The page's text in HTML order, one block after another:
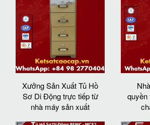
Xưởng Sản Xuất Tủ Hồ
Sơ Di Động trực tiếp từ
nhà máy sản xuất
quyền